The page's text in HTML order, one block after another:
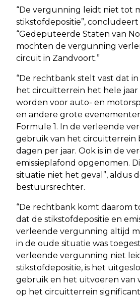
“De vergunning leidt niet tot
stikstofdepositie”,
“Gedeputeerde Staten van
mochten de vergunning
circuit in Zandvoort.”
“De rechtbank stelt vast dat
het circuitterrein het hele
worden voor auto- en
en andere grote
Formule 1. In de verleende
gebruik van het circuitterrein
dagen per jaar. Ook is in de
emissieplafond opgenomen.
situatie niet het geval”, aldus
bestuursrechter.
“De rechtbank komt daarom
dat de stikstofdepositie en
verleende vergunning altijd
in de oude situatie was
verleende vergunning niet
stikstofdepositie, is het
gebruik en het uitvoeren van
op het circuitterrein